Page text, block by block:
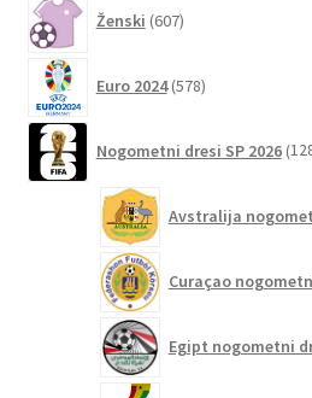
Ženski 607izdelkov
Euro 2024 578izdelkov
Nogometni dresi SP 2026
Avstralija
Curaçao
Egipt nogometni